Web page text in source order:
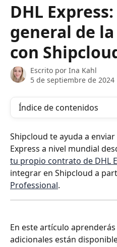
DHL
general de
con
Escrito por Ina Kahl
5 de septiembre de 2024
Índice de contenidos
Shipcloud te ayuda a
Express a nivel mundial
tu propio contrato de DHL
integrar en Shipcloud a
Professional.
En este artículo
adicionales están